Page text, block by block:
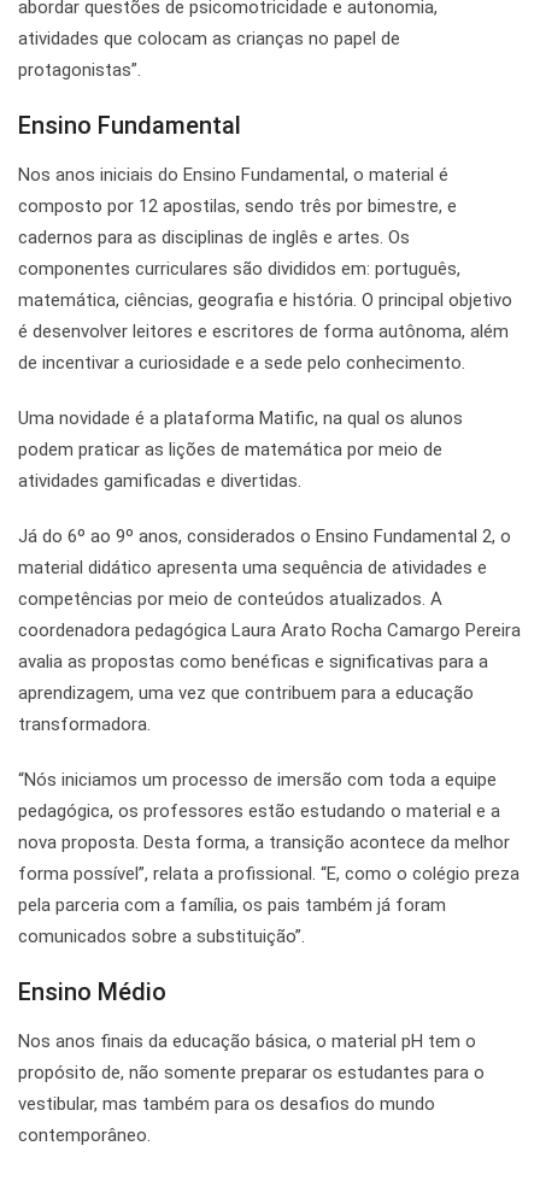
abordar questões de psicomotricidade e autonomia,
atividades que colocam as crianças no papel de
protagonistas”.
Ensino Fundamental
Nos anos iniciais do Ensino Fundamental, o material é
composto por 12 apostilas, sendo três por bimestre, e
cadernos para as disciplinas de inglês e artes. Os
componentes curriculares são divididos em: português,
matemática, ciências, geografia e história. O principal objetivo
é desenvolver leitores e escritores de forma autônoma, além
de incentivar a curiosidade e a sede pelo conhecimento.
Uma novidade é a plataforma Matific, na qual os alunos
podem praticar as lições de matemática por meio de
atividades gamificadas e divertidas.
Já do 6º ao 9º anos, considerados o Ensino Fundamental 2, o
material didático apresenta uma sequência de atividades e
competências por meio de conteúdos atualizados. A
coordenadora pedagógica Laura Arato Rocha Camargo Pereira
avalia as propostas como benéficas e significativas para a
aprendizagem, uma vez que contribuem para a educação
transformadora.
“Nós iniciamos um processo de imersão com toda a equipe
pedagógica, os professores estão estudando o material e a
nova proposta. Desta forma, a transição acontece da melhor
forma possível”, relata a profissional. “E, como o colégio preza
pela parceria com a família, os pais também já foram
comunicados sobre a substituição”.
Ensino Médio
Nos anos finais da educação básica, o material pH tem o
propósito de, não somente preparar os estudantes para o
vestibular, mas também para os desafios do mun­do
contemporâneo.